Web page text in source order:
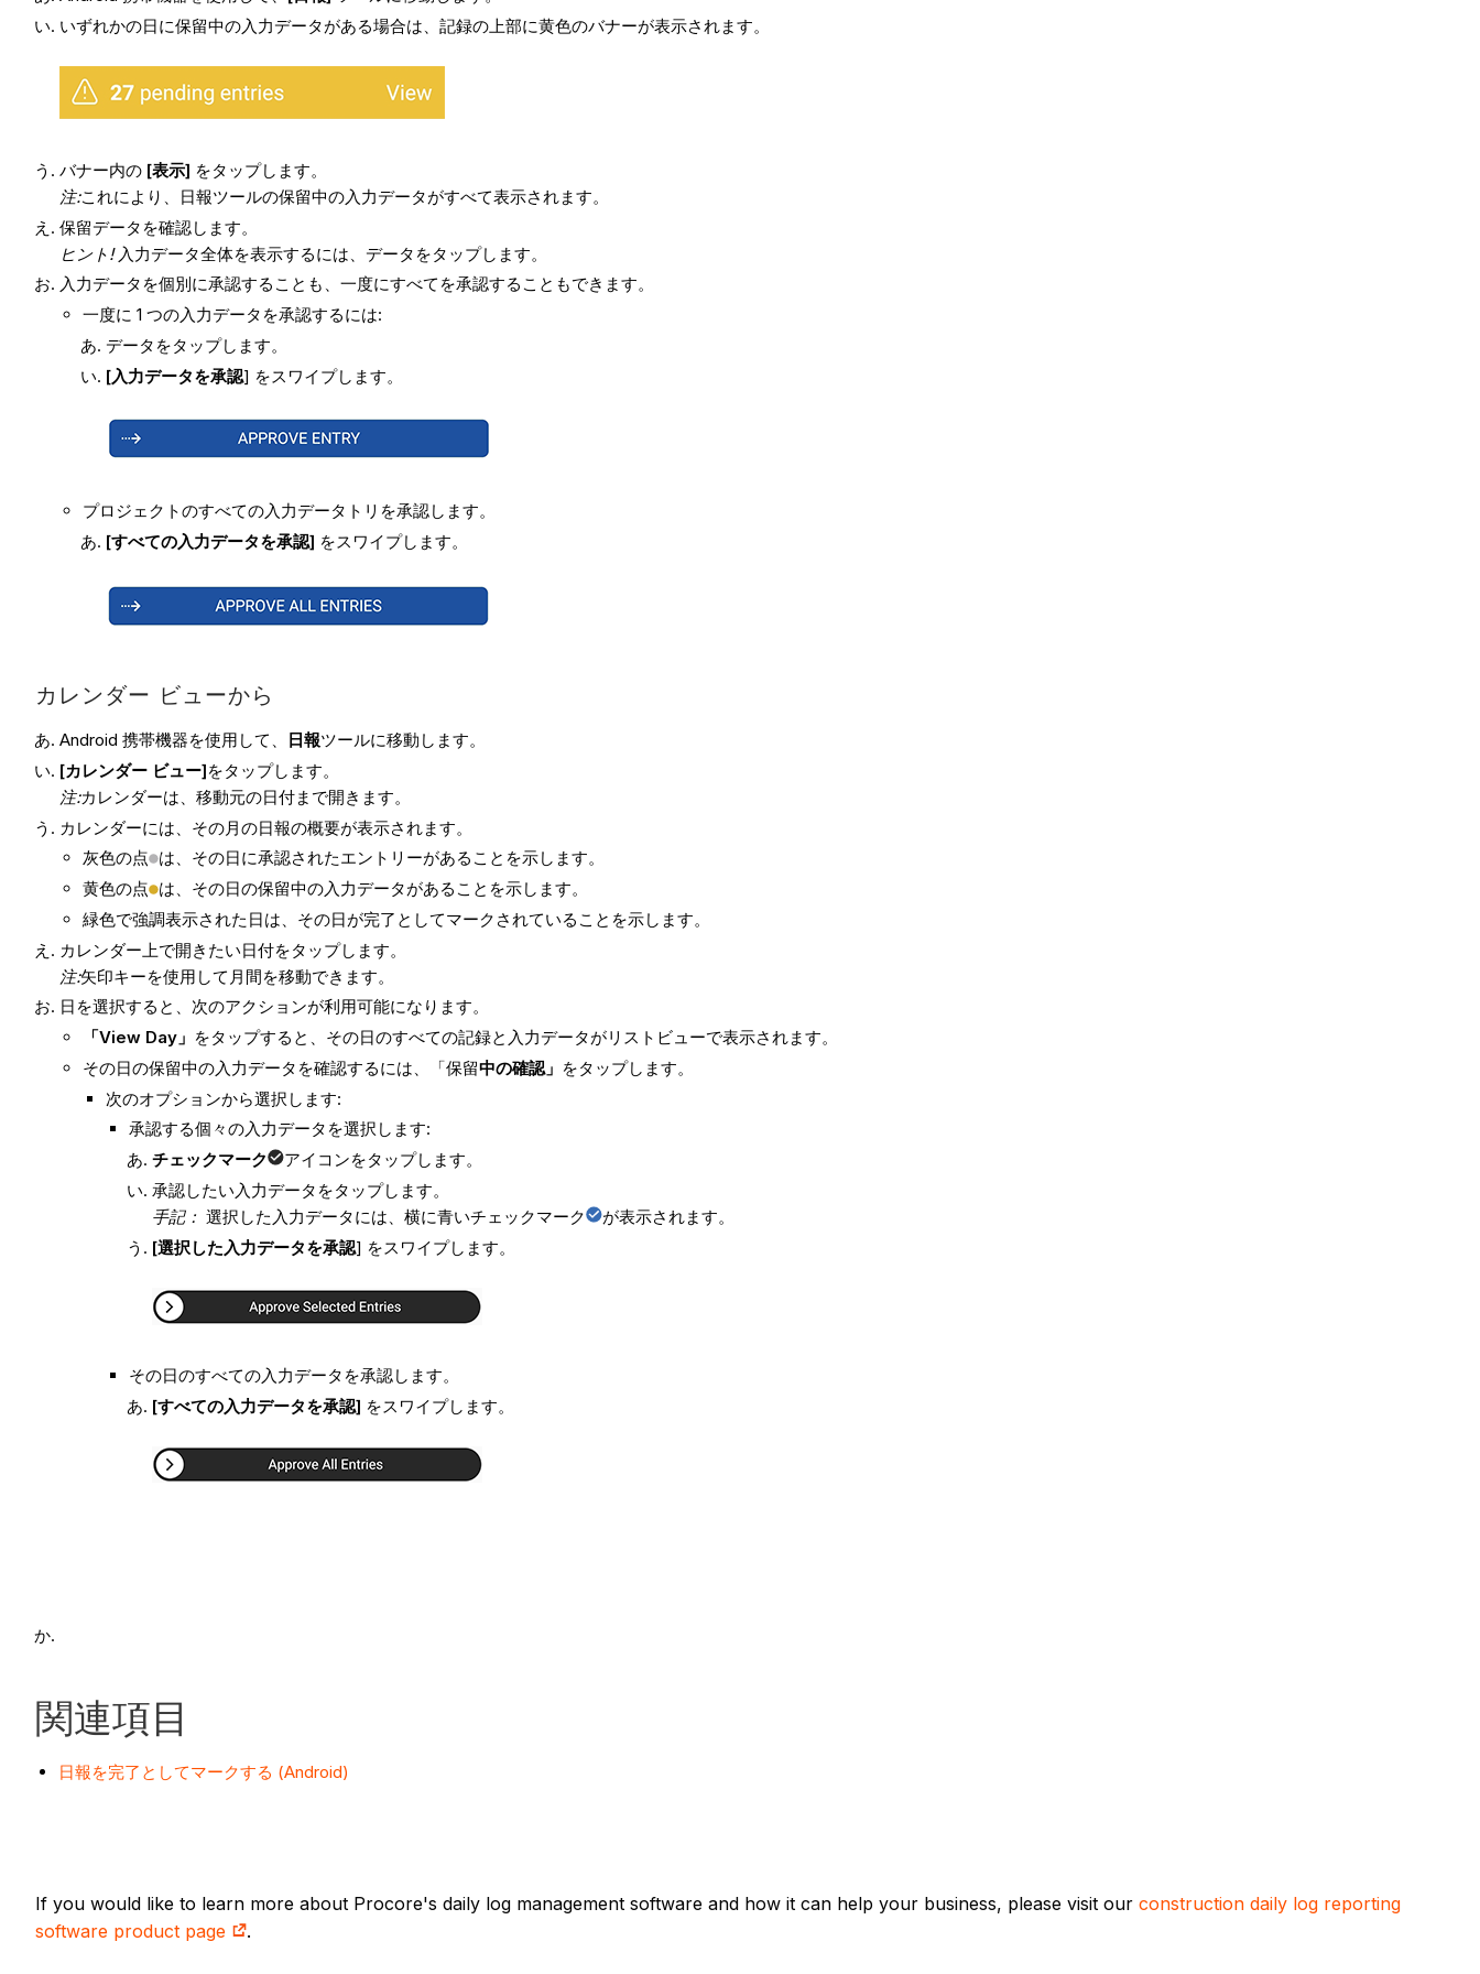
いずれかの日に保留中の入力データがある場合は、記録の上部に黄色のバナーが表示されます。
バナー内の [表示] をタップします。
注:これにより、日報ツールの保留中の入力データがすべて表示されます。
保留データを確認します。
ヒント!入力データ全体を表示するには、データをタップします。
入力データを個別に承認することも、一度にすべてを承認することもできます。
一度に 1 つの入力データを承認するには:
データをタップします。
[入力データを承認] をスワイプします。
プロジェクトのすべての入力データトリを承認します。
[すべての入力データを承認] をスワイプします。
カレンダー ビューから
Android 携帯機器を使用して、 日報ツールに移動します。
[カレンダー ビュー]をタップします。
注:カレンダーは、移動元の日付まで開きます。
カレンダーには、その月の日報の概要が表示されます。
灰色の点 は、その日に承認されたエントリーがあることを示します。
黄色の点 は、その日の保留中の入力データがあることを示します。
緑色で強調表示された日は、その日が完了としてマークされていることを示します。
カレンダー上で開きたい日付をタップします。
注:矢印キーを使用して月間を移動できます。
日を選択すると、次のアクションが利用可能になります。
「View Day」 をタップすると、その日のすべての記録と入力データがリストビューで表示されます。
その日の保留中の入力データを確認するには、「保留中の確認」 をタップします。
次のオプションから選択します:
承認する個々の入力データを選択します:
チェックマーク
アイコンをタップします。
承認したい入力データをタップします。
手記：選択した入力データには、横に青いチェックマーク
が表示されます。
[選択した入力データを承認] をスワイプします。
その日のすべての入力データを承認します。
[すべての入力データを承認] をスワイプします。
関連項目
日報を完了としてマークする (Android)
If you would like to learn more about Procore's daily log management software and how it can help your business, please visit our construction daily log reporting
software product page
.